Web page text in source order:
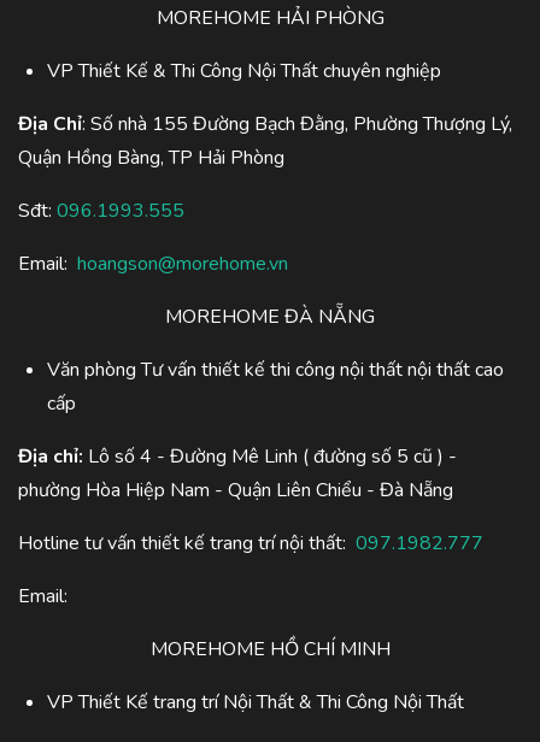
MOREHOME HẢI PHÒNG
VP Thiết Kế & Thi Công Nội Thất chuyên nghiệp
Địa Chỉ: Số nhà 155 Đường Bạch Đằng, Phường Thượng Lý,
Quận Hồng Bàng, TP Hải Phòng
Sđt: 096.1993.555
Email: hoangson@morehome.vn
MOREHOME ĐÀ NẴNG
Văn phòng Tư vấn thiết kế thi công nội thất nội thất cao
cấp
Địa chỉ: Lô số 4 - Đường Mê Linh ( đường số 5 cũ ) -
phường Hòa Hiệp Nam - Quận Liên Chiểu - Đà Nẵng
Hotline tư vấn thiết kế trang trí nội thất: 097.1982.777
Email:
MOREHOME HỒ CHÍ MINH
VP Thiết Kế trang trí Nội Thất & Thi Công Nội Thất